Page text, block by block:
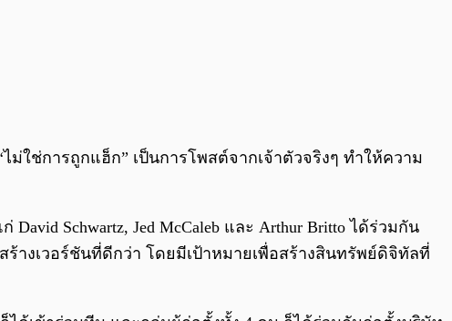
ใช่การถูกแฮ็ก” เป็นการโพสต์จากเจ้าตัวจริงๆ ทำให้ความ
Schwartz, Jed McCaleb และ Arthur Britto ได้ร่วมกัน
ร้างเวอร์ชันที่ดีกว่า โดยมีเป้าหมายเพื่อสร้างสินทรัพย์ดิจิทัลที่